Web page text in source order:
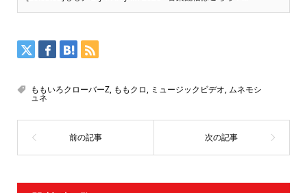
ももいろクローバーZ, ももクロ, ミュージックビデオ,ムネモシ
ュネ